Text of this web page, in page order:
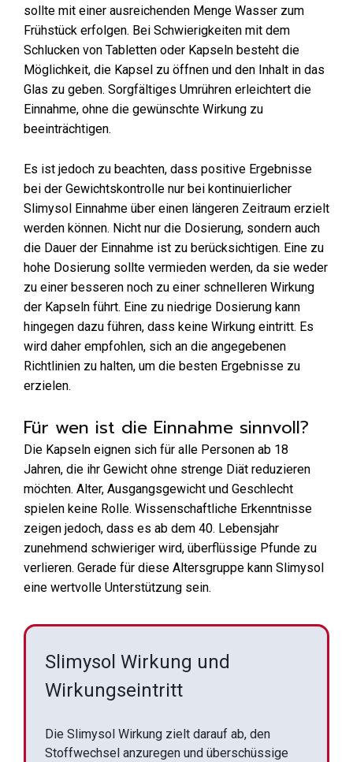
sollte mit einer ausreichenden Menge Wasser zum
Frühstück erfolgen. Bei Schwierigkeiten mit dem
Schlucken von Tabletten oder Kapseln besteht die
Möglichkeit, die Kapsel zu öffnen und den Inhalt in das
Glas zu geben. Sorgfältiges Umrühren erleichtert die
Einnahme, ohne die gewünschte Wirkung zu
beeinträchtigen.
Es ist jedoch zu beachten, dass positive Ergebnisse
bei der Gewichtskontrolle nur bei kontinuierlicher
Slimysol Einnahme über einen längeren Zeitraum erzielt
werden können. Nicht nur die Dosierung, sondern auch
die Dauer der Einnahme ist zu berücksichtigen. Eine zu
hohe Dosierung sollte vermieden werden, da sie weder
zu einer besseren noch zu einer schnelleren Wirkung
der Kapseln führt. Eine zu niedrige Dosierung kann
hingegen dazu führen, dass keine Wirkung eintritt. Es
wird daher empfohlen, sich an die angegebenen
Richtlinien zu halten, um die besten Ergebnisse zu
erzielen.
Für wen ist die Einnahme sinnvoll?
Die Kapseln eignen sich für alle Personen ab 18
Jahren, die ihr Gewicht ohne strenge Diät reduzieren
möchten. Alter, Ausgangsgewicht und Geschlecht
spielen keine Rolle. Wissenschaftliche Erkenntnisse
zeigen jedoch, dass es ab dem 40. Lebensjahr
zunehmend schwieriger wird, überflüssige Pfunde zu
verlieren. Gerade für diese Altersgruppe kann Slimysol
eine wertvolle Unterstützung sein.
Slimysol Wirkung und
Wirkungseintritt
Die Slimysol Wirkung zielt darauf ab, den
Stoffwechsel anzuregen und überschüssige